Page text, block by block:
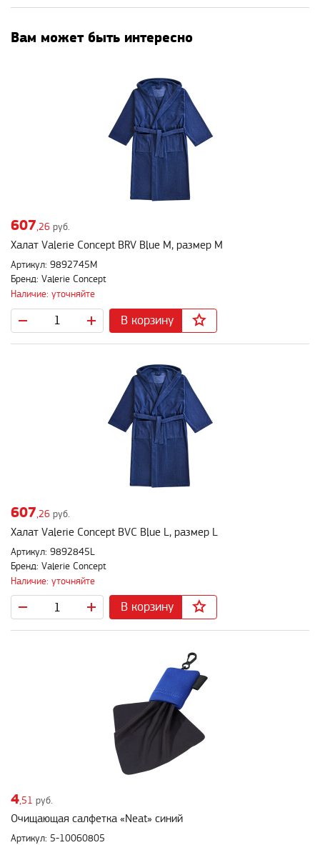
Вам может быть интересно
607,26 руб.
Халат Valerie Concept BRV Blue M, размер M
Артикул: 9892745M
Бренд: Valerie Concept
Наличие: уточняйте
В корзину
607 ,26 руб.
Халат Valerie Concept BVC Blue L, размер L
Артикул: 9892845L
Бренд: Valerie Concept
Наличие: уточняйте
В корзину
4,51 руб.
Очищающая салфетка «Neat» синий
Артикул: 5-10060805